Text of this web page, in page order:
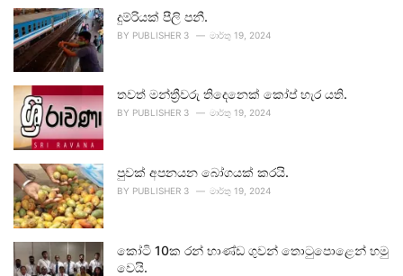
දුම්රියක් පීලි පනී.
BY PUBLISHER 3 මාර්තු 19, 2024
තවත් මන්ත්‍රීවරු තිදෙනෙක් කෝප් හැර යති.
BY PUBLISHER 3 මාර්තු 19, 2024
පුවක් අපනයන බෝගයක් කරයි.
BY PUBLISHER 3 මාර්තු 19, 2024
කෝටි 10ක රන් භාණ්ඩ ගුවන් තොටුපොළෙන් හමු
වෙයි.